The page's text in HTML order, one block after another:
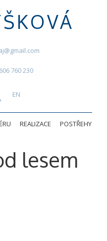
760 230
REALIZACE POSTŘEHY
lesem